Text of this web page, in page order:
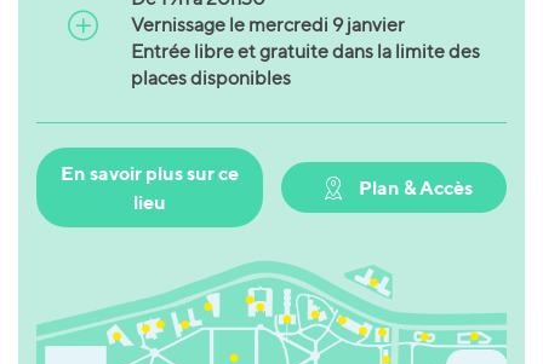
Vernissage le mercredi 9 janvier
Entrée libre et gratuite dans la limite des
places disponibles
En savoir plus sur ce
lieu
Plan & Accès